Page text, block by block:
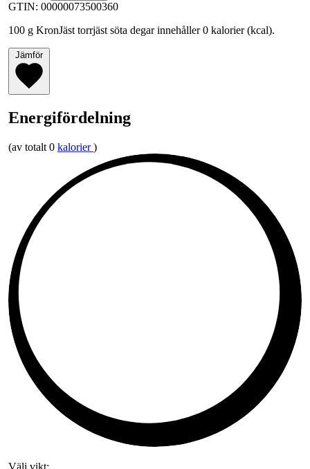
GTIN: 00000073500360
100 g KronJäst torrjäst söta degar innehåller 0 kalorier (kcal).
Jämför
Energifördelning
(av totalt 0 kalorier )